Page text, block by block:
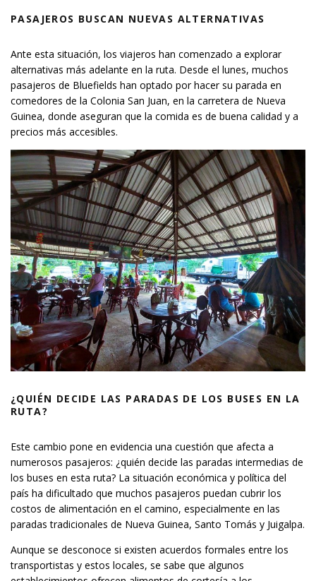
PASAJEROS BUSCAN NUEVAS ALTERNATIVAS
Ante esta situación, los viajeros han comenzado a explorar
alternativas más adelante en la ruta. Desde el lunes, muchos
pasajeros de Bluefields han optado por hacer su parada en
comedores de la Colonia San Juan, en la carretera de Nueva
Guinea, donde aseguran que la comida es de buena calidad y a
precios más accesibles.
¿QUIÉN DECIDE LAS PARADAS DE LOS BUSES EN LA
RUTA?
Este cambio pone en evidencia una cuestión que afecta a
numerosos pasajeros: ¿quién decide las paradas intermedias de
los buses en esta ruta? La situación económica y política del
país ha dificultado que muchos pasajeros puedan cubrir los
costos de alimentación en el camino, especialmente en las
paradas tradicionales de Nueva Guinea, Santo Tomás y Juigalpa.
Aunque se desconoce si existen acuerdos formales entre los
transportistas y estos locales, se sabe que algunos